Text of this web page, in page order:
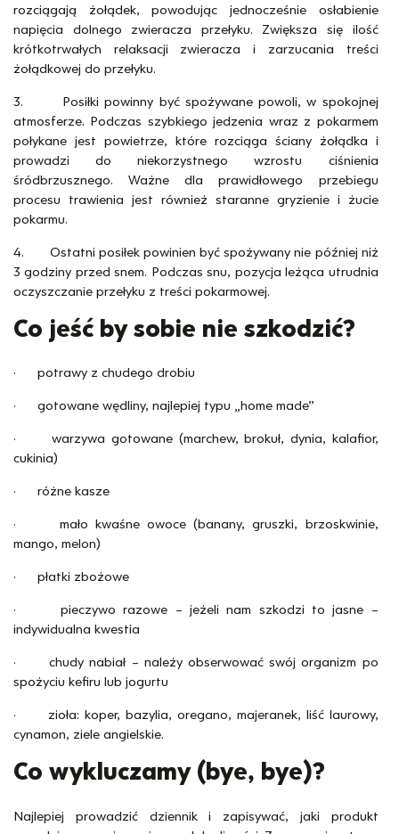
rozciągają żołądek, powodując jednocześnie osłabienie
napięcia dolnego zwieracza przełyku. Zwiększa się ilość
krótkotrwałych relaksacji zwieracza i zarzucania treści
żołądkowej do przełyku.
3. Posiłki powinny być spożywane powoli, w spokojnej
atmosferze. Podczas szybkiego jedzenia wraz z pokarmem
połykane jest powietrze, które rozciąga ściany żołądka i
prowadzi do niekorzystnego wzrostu ciśnienia
śródbrzusznego. Ważne dla prawidłowego przebiegu
procesu trawienia jest również staranne gryzienie i żucie
pokarmu.
4. Ostatni posiłek powinien być spożywany nie później niż
3 godziny przed snem. Podczas snu, pozycja leżąca utrudnia
oczyszczanie przełyku z treści pokarmowej.
Co jeść by sobie nie szkodzić?
· potrawy z chudego drobiu
· gotowane wędliny, najlepiej typu „home made”
· warzywa gotowane (marchew, brokuł, dynia, kalafior,
cukinia)
· różne kasze
· mało kwaśne owoce (banany, gruszki, brzoskwinie,
mango, melon)
· płatki zbożowe
· pieczywo razowe – jeżeli nam szkodzi to jasne –
indywidualna kwestia
· chudy nabiał – należy obserwować swój organizm po
spożyciu kefiru lub jogurtu
· zioła: koper, bazylia, oregano, majeranek, liść laurowy,
cynamon, ziele angielskie.
Co wykluczamy (bye, bye)?
Najlepiej prowadzić dziennik i zapisywać, jaki produkt